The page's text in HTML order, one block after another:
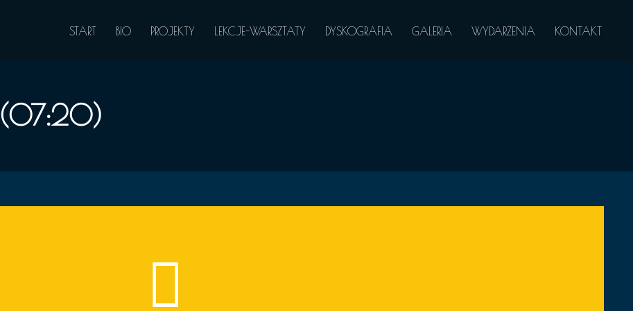
START BIO PROJEKTY LEKCJE-WARSZTATY DYSKOGRAFIA GALERIA WYDARZENIA KONTAKT
(07:20)